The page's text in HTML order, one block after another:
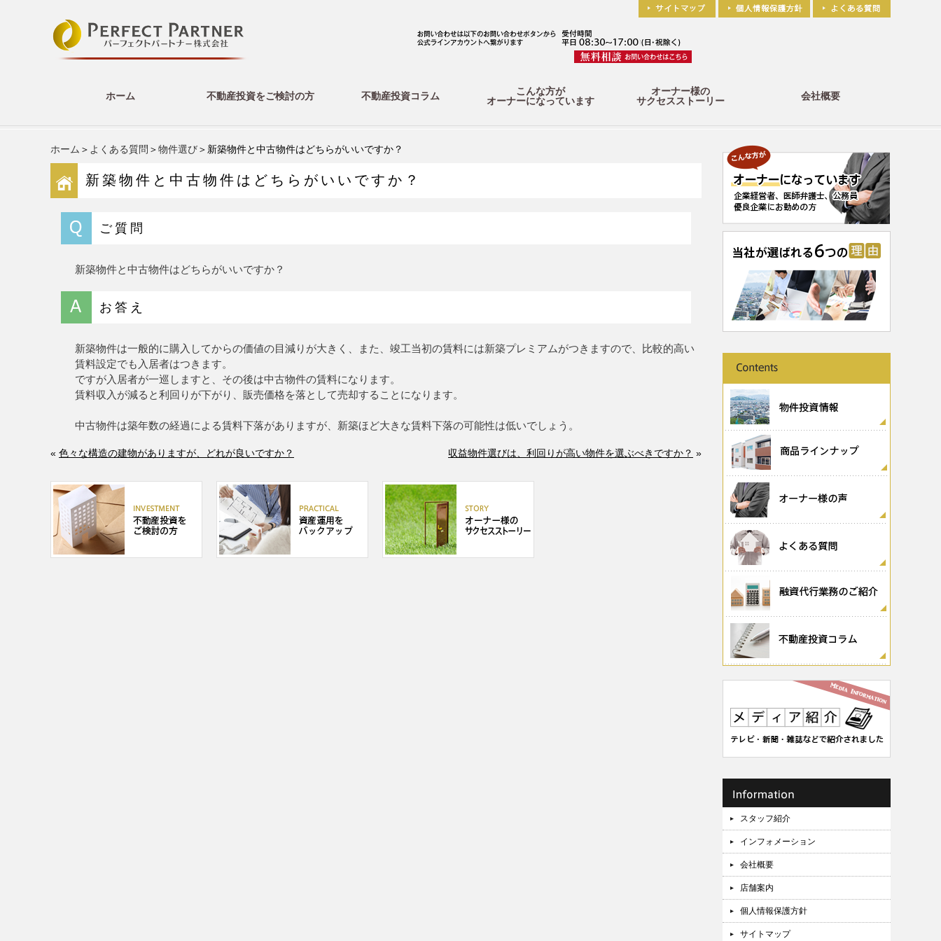
ホーム 不動産投資をご検討の方 不動産投資コラム
こんな方が
オーナーになっています
オーナー様の
サクセスストーリー
会社概要
ホーム ＞ よくある質問 ＞物件選び＞新築物件と中古物件はどちらがいいですか？
新築物件と中古物件はどちらがいいですか？
ご質問
新築物件と中古物件はどちらがいいですか？
お答え
新築物件は一般的に購入してからの価値の目減りが大きく、また、竣工当初の賃料には新築プレミアムがつきますので、比較的高い
賃料設定でも入居者はつきます。
ですが入居者が一巡しますと、その後は中古物件の賃料になります。
賃料収入が減ると利回りが下がり、販売価格を落として売却することになります。
中古物件は築年数の経過による賃料下落がありますが、新築ほど大きな賃料下落の可能性は低いでしょう。
« 色々な構造の建物がありますが、どれが良いですか？ 収益物件選びは、利回りが高い物件を選ぶべきですか？ »
スタッフ紹介
インフォメーション
会社概要
店舗案内
個人情報保護方針
サイトマップ